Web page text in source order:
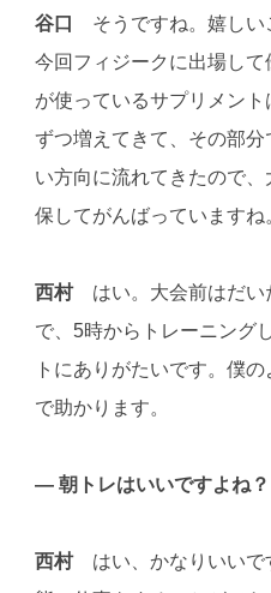
谷口
そうですね。嬉しい
今回フィジークに出場し
が使っているサプリメン
ずつ増えてきて、その部
い方向に流れてきたので
保してがんばっています
西村はい。大会前はだい
で、5時からトレーニング
トにありがたいです。僕
で助かります。
— 朝トレはいいですよね？
西村はい、かなりいいで